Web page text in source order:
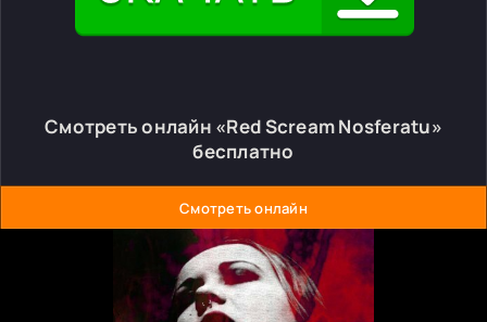
Смотреть онлайн «Red Scream Nosferatu»
бесплатно
Смотреть онлайн